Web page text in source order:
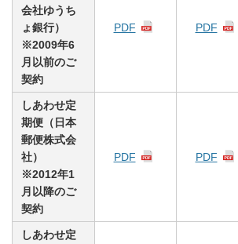
会社ゆうち
ょ銀行）
※2009年6
月以前のご
契約
PDF PDF
しあわせ定
期便（日本
郵便株式会
社）
※2012年1
月以降のご
契約
PDF PDF
しあわせ定